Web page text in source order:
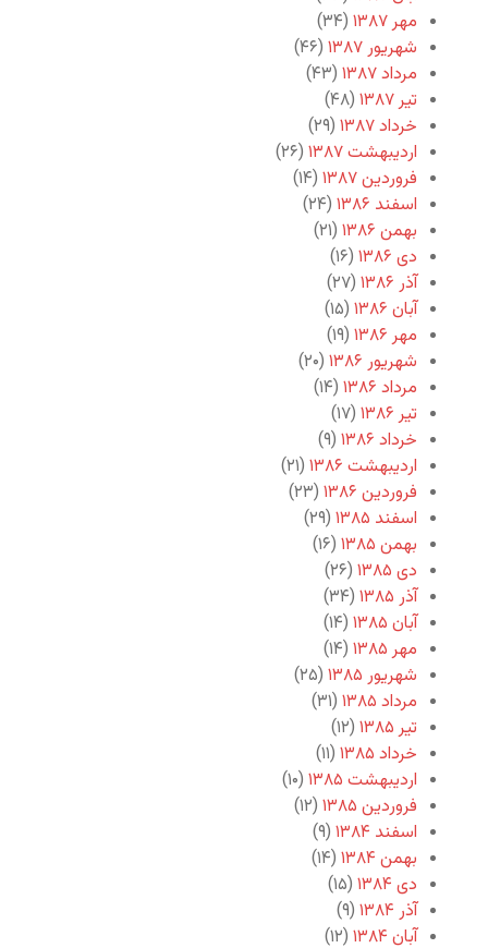
مهر ۱۳۸۷
(۳۴)
شهریور ۱۳۸۷
(۴۶)
مرداد ۱۳۸۷
(۴۳)
تیر ۱۳۸۷
(۴۸)
خرداد ۱۳۸۷
(۲۹)
اردیبهشت ۱۳۸۷
(۲۶)
فروردین ۱۳۸۷
(۱۴)
اسفند ۱۳۸۶
(۲۴)
بهمن ۱۳۸۶
(۲۱)
دی ۱۳۸۶
(۱۶)
آذر ۱۳۸۶
(۲۷)
آبان ۱۳۸۶
(۱۵)
مهر ۱۳۸۶
(۱۹)
شهریور ۱۳۸۶
(۲۰)
مرداد ۱۳۸۶
(۱۴)
تیر ۱۳۸۶
(۱۷)
خرداد ۱۳۸۶
(۹)
اردیبهشت ۱۳۸۶
(۲۱)
فروردین ۱۳۸۶
(۲۳)
اسفند ۱۳۸۵
(۲۹)
بهمن ۱۳۸۵
(۱۶)
دی ۱۳۸۵
(۲۶)
آذر ۱۳۸۵
(۳۴)
آبان ۱۳۸۵
(۱۴)
مهر ۱۳۸۵
(۱۴)
شهریور ۱۳۸۵
(۲۵)
مرداد ۱۳۸۵
(۳۱)
تیر ۱۳۸۵
(۱۲)
خرداد ۱۳۸۵
(۱۱)
اردیبهشت ۱۳۸۵
(۱۰)
فروردین ۱۳۸۵
(۱۲)
اسفند ۱۳۸۴
(۹)
بهمن ۱۳۸۴
(۱۴)
دی ۱۳۸۴
(۱۵)
آذر ۱۳۸۴
(۹)
آبان ۱۳۸۴
(۱۲)